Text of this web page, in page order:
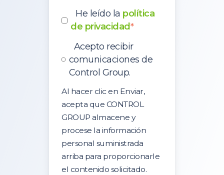
He leído la política
de privacidad*
Acepto recibir
comunicaciones de
Control Group.
Al hacer clic en Enviar,
acepta que CONTROL
GROUP almacene y
procese la información
personal suministrada
arriba para proporcionarle
el contenido solicitado.